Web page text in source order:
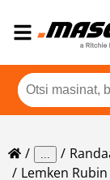
...
Lemken Rubin